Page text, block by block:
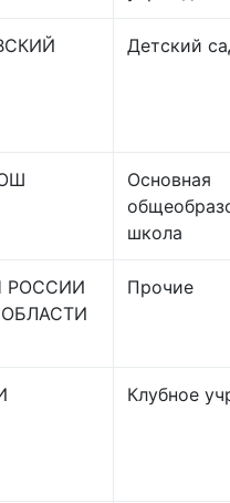
Детский
Основная
школа
РОССИИ
Прочие
Клубное